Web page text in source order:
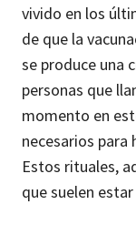
vivido en los
de que la
se produce una
personas que
momento en
necesarios para
Estos rituales,
que suelen